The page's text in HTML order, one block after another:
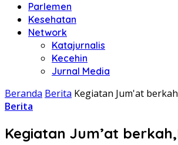
Parlemen
Kesehatan
Network
Katajurnalis
Kecehin
Jurnal Media
Beranda Berita Kegiatan Jum'at
Berita
Kegiatan Jum’at